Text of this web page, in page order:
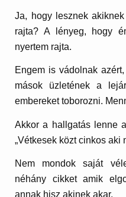
Ja, hogy lesznek
rajta? A lényeg, hogy
nyertem rajta.
Engem is vádolnak
mások üzletének a
embereket toborozni.
Akkor a hallgatás lenne
„Vétkesek közt cinkos aki
Nem mondok saját
néhány cikket amik
annak hisz akinek akar.